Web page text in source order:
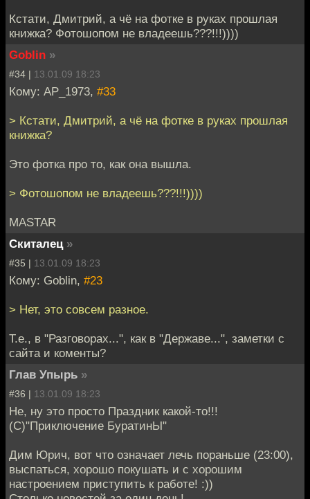
Кстати, Дмитрий, а чё на фотке в руках прошлая
книжка? Фотошопом не владеешь???!!!))))
Goblin »
#34 | 13.01.09 18:23
Кому: AP_1973, #33
> Кстати, Дмитрий, а чё на фотке в руках прошлая
книжка?
Это фотка про то, как она вышла.
> Фотошопом не владеешь???!!!))))
MASTAR
Скиталец »
#35 | 13.01.09 18:23
Кому: Goblin, #23
> Нет, это совсем разное.
Т.е., в "Разговорах...", как в "Державе...", заметки с
сайта и коменты?
Глав Упырь »
#36 | 13.01.09 18:23
Не, ну это просто Праздник какой-то!!!
(С)"Приключение БуратинЫ"
Дим Юрич, вот что означает лечь пораньше (23:00),
выспаться, хорошо покушать и с хорошим
настроением приступить к работе! :))